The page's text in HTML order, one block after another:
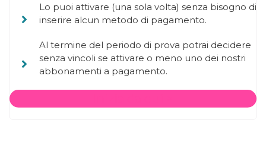
Lo puoi attivare (una sola volta) senza bisogno di
inserire alcun metodo di pagamento.
Al termine del periodo di prova potrai decidere
senza vincoli se attivare o meno uno dei nostri
abbonamenti a pagamento.